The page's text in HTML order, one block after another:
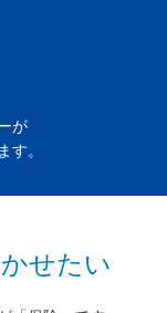
が
す。
せたい